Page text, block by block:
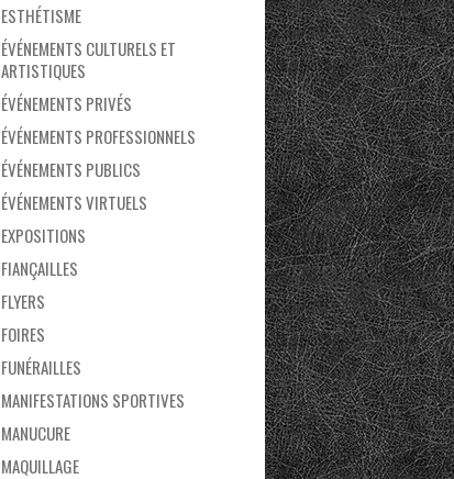
ESTHÉTISME
ÉVÉNEMENTS CULTURELS ET
ARTISTIQUES
ÉVÉNEMENTS PRIVÉS
ÉVÉNEMENTS PROFESSIONNELS
ÉVÉNEMENTS PUBLICS
ÉVÉNEMENTS VIRTUELS
EXPOSITIONS
FIANÇAILLES
FLYERS
FOIRES
FUNÉRAILLES
MANIFESTATIONS SPORTIVES
MANUCURE
MAQUILLAGE